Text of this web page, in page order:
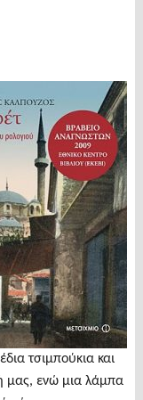
τσιμπούκια και
μας, ενώ μια λάμπα